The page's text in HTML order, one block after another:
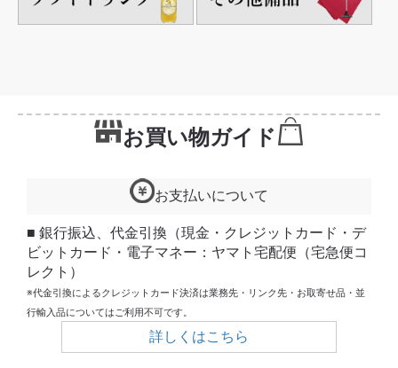
お買い物ガイド
お支払いについて
■ 銀行振込、代金引換（現金・クレジットカード・デ
ビットカード・電子マネー：ヤマト宅配便（宅急便コ
レクト）
※代金引換によるクレジットカード決済は業務先・リンク先・お取寄せ品・並
行輸入品についてはご利用不可です。
詳しくはこちら